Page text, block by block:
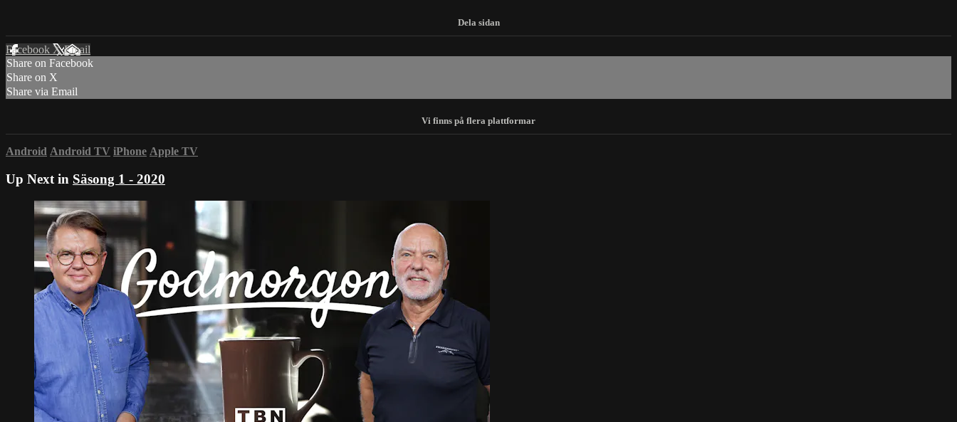
Facebook XEmail
Share on Facebook
Share on X
Share via Email
Android Android TV iPhone Apple TV
Up Next in Säsong 1 - 2020